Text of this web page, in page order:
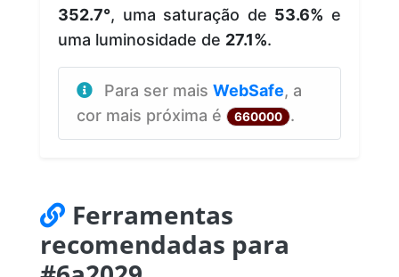
352.7°, uma saturação de 53.6% e
uma luminosidade de 27.1%.
Para ser mais WebSafe, a
cor mais próxima é
660000 .
Ferramentas
recomendadas para